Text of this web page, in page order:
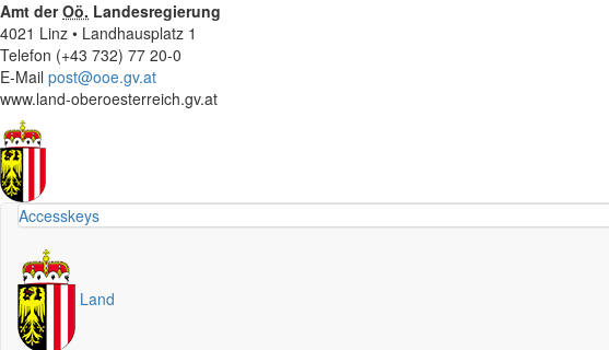
Amt derOö. Landesregierung
4021 Linz • Landhausplatz 1
Telefon (+43 732) 77 20-0
E-Mail post@ooe.gv.at
www.land-oberoesterreich.gv.at
Accesskeys
Land